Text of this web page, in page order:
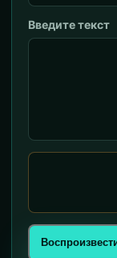
Введите текст